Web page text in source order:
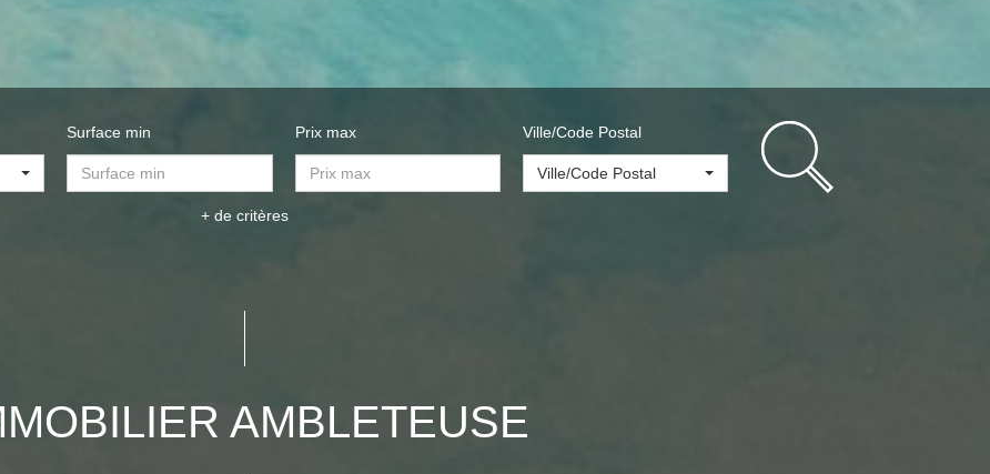
Surface min Prix max Ville/Code Postal
Ville/Code Postal
+ de critères
AMBLETEUSE